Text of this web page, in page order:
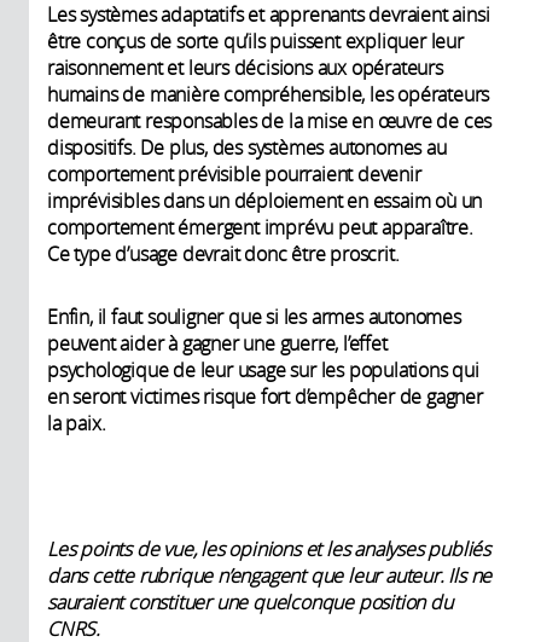
Les systèmes adaptatifs et apprenants devraient ainsi
être conçus de sorte qu’ils puissent expliquer leur
raisonnement et leurs décisions aux opérateurs
humains de manière compréhensible, les opérateurs
demeurant responsables de la mise en œuvre de ces
dispositifs. De plus, des systèmes autonomes au
comportement prévisible pourraient devenir
imprévisibles dans un déploiement en essaim où un
comportement émergent imprévu peut apparaître.
Ce type d’usage devrait donc être proscrit.
Enfin, il faut souligner que si les armes autonomes
peuvent aider à gagner une guerre, l’effet
psychologique de leur usage sur les populations qui
en seront victimes risque fort d’empêcher de gagner
la paix.
Les points de vue, les opinions et les analyses publiés
dans cette rubrique n’engagent que leur auteur. Ils ne
sauraient constituer une quelconque position du
CNRS.